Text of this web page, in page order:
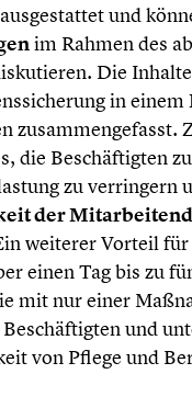
und
im Rahmen des
Die
in einem
zusammengefasst.
die Beschäftigten
zu verringern
der
weiterer Vorteil für
einen Tag bis zu
mit nur einer
und
von Pflege und